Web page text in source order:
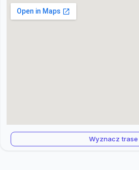
Wyznacz trase